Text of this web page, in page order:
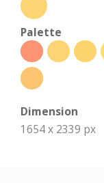
Palette
Dimension
1654 x 2339 px